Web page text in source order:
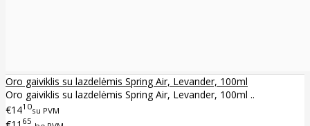
Oro gaiviklis su lazdelėmis Spring Air, Levander, 100ml
Oro gaiviklis su lazdelėmis Spring Air, Levander, 100ml ..
€1410su PVM
65